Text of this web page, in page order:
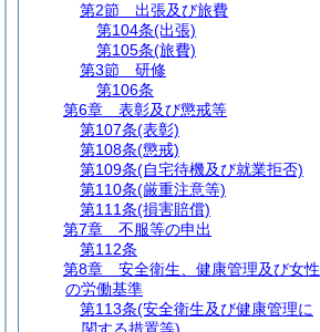
第2節
出張及び旅費
第104条(出張)
第105条(旅費)
第3節
研修
第106条
第6章
表彰及び懲戒等
第107条(表彰)
第108条(懲戒)
第109条(自宅待機及び就業拒否)
第110条(厳重注意等)
第111条(損害賠償)
第7章
不服等の申出
第112条
第8章
安全衛生、健康管理及び女性
の労働基準
第113条(安全衛生及び健康管理に